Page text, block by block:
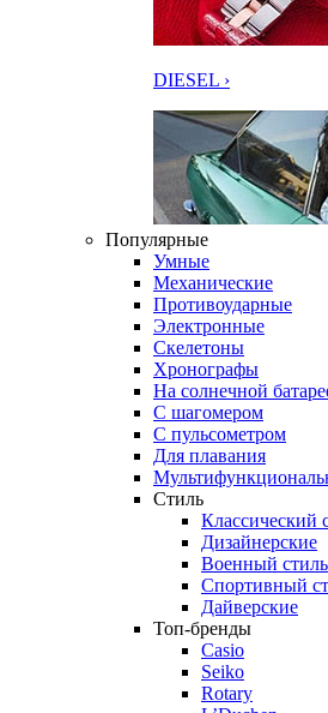
DIESEL ›
Популярные
Умные
Механические
Противоударные
Электронные
Скелетоны
Хронографы
На солнечной
С шагомером
С пульсометром
Для плавания
Стиль
Классический
Дизайнерские
Военный стиль
Спортивный
Дайверские
Топ-бренды
Casio
Seiko
Rotary